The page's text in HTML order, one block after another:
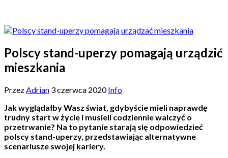
Polscy stand-uperzy pomagają urządzić
mieszkania
PrzezAdrian 3 czerwca 2020 Info
Jak wyglądałby Wasz świat, gdybyście mieli naprawdę
trudny start w życie i musieli codziennie walczyć o
przetrwanie? Na to pytanie starają się odpowiedzieć
polscy stand-uperzy, przedstawiając alternatywne
scenariusze swojej kariery.